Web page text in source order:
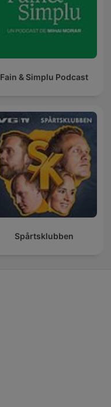
Fain & Simplu Podcast
Spårtsklubben